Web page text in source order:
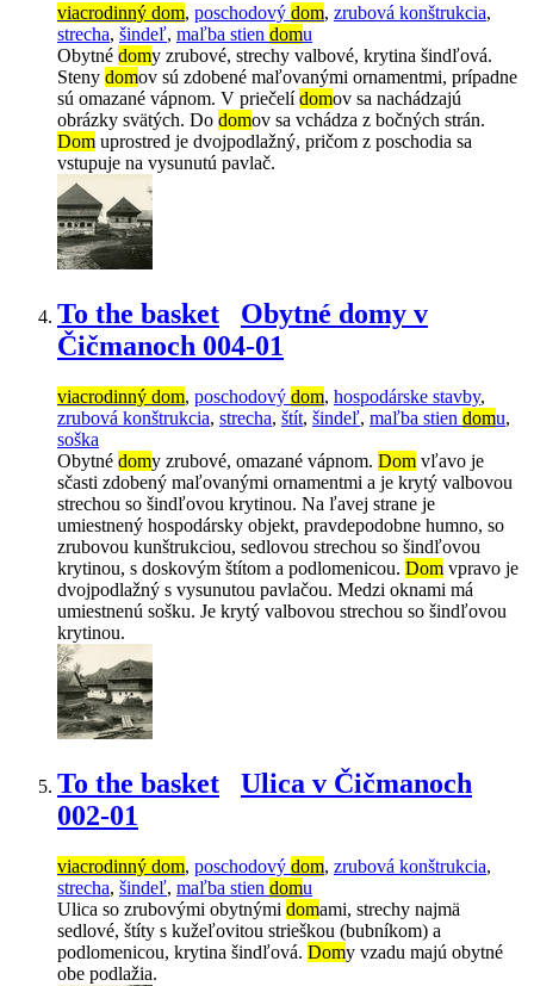
viacrodinný dom, poschodový dom, zrubová konštrukcia,
strecha, šindeľ, maľba stien domu
Obytné domy zrubové, strechy valbové, krytina šindľová.
Steny domov sú zdobené maľovanými ornamentmi, prípadne
sú omazané vápnom. V priečelídomov sa nachádzajú
obrázky svätých. Do domov sa vchádza z bočných strán.
Dom uprostred je dvojpodlažný, pričom z poschodia sa
vstupuje na vysunutú pavlač.
To the basket
Obytné domy v
Čičmanoch 004-01
viacrodinný dom, poschodový dom, hospodárske stavby,
zrubová konštrukcia, strecha, štít, šindeľ, maľba stien domu,
soška
Obytné domy zrubové, omazané vápnom. Dom vľavo je
sčasti zdobený maľovanými ornamentmi a je krytý valbovou
strechou so šindľovou krytinou. Na ľavej strane je
umiestnený hospodársky objekt, pravdepodobne humno, so
zrubovou kunštrukciou, sedlovou strechou so šindľovou
krytinou, s doskovým štítom a podlomenicou. Dom vpravo je
dvojpodlažný s vysunutou pavlačou. Medzi oknami má
umiestnenú sošku. Je krytý valbovou strechou so šindľovou
krytinou.
To the basket
Ulica v Čičmanoch
002-01
viacrodinný dom, poschodový dom, zrubová konštrukcia,
strecha, šindeľ, maľba stien domu
Ulica so zrubovými obytnými domami, strechy najmä
sedlové, štíty s kužeľovitou strieškou (bubníkom) a
podlomenicou, krytina šindľová. Domy vzadu majú obytné
obe podlažia.